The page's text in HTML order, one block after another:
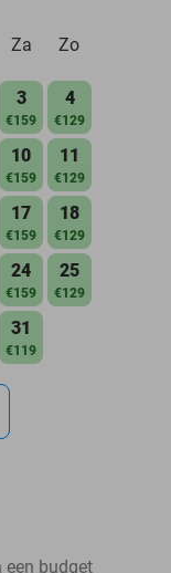
Za Zo
3
€159
4
€129
10
€159
11
€129
17
€159
18
€129
24
€159
25
€129
31
€119
een budget